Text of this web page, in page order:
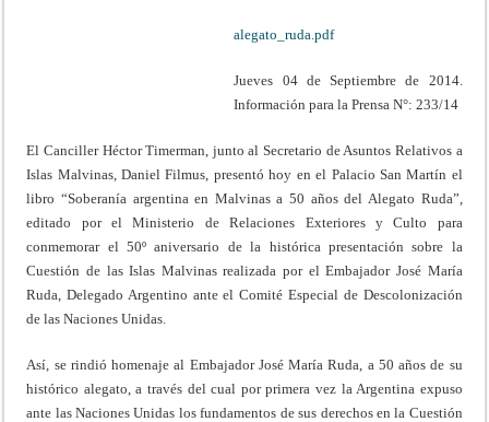
alegato_ruda.pdf
Jueves 04 de Septiembre de 2014.
Información para la Prensa N°: 233/14
El Canciller Héctor Timerman, junto al Secretario de Asuntos Relativos a
Islas Malvinas, Daniel Filmus, presentó hoy en el Palacio San Martín el
libro “Soberanía argentina en Malvinas a 50 años del Alegato Ruda”,
editado por el Ministerio de Relaciones Exteriores y Culto para
conmemorar el 50º aniversario de la histórica presentación sobre la
Cuestión de las Islas Malvinas realizada por el Embajador José María
Ruda, Delegado Argentino ante el Comité Especial de Descolonización
de las Naciones Unidas.
Así, se rindió homenaje al Embajador José María Ruda, a 50 años de su
histórico alegato, a través del cual por primera vez la Argentina expuso
ante las Naciones Unidas los fundamentos de sus derechos en la Cuestión